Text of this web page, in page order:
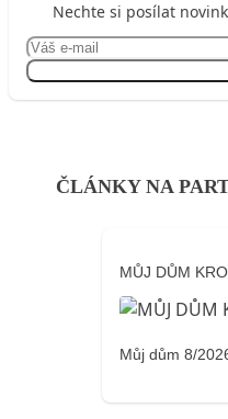
Nechte si posílat
ČLÁNKY NA
MŮJ DŮM
Můj dům 8/